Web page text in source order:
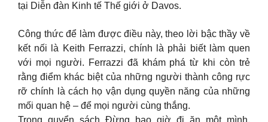
tại Diễn đàn Kinh tế Thế giới ở Davos.
Công thức để làm được điều này, theo lời bậc thầy về
kết nối là Keith Ferrazzi, chính là phải biết làm quen
với mọi người. Ferrazzi đã khám phá từ khi còn trẻ
rằng điểm khác biệt của những người thành công rực
rỡ chính là cách họ vận dụng quyền năng của những
mối quan hệ – để mọi người cùng thắng.
Trong quyển sách Đừng bao giờ đi ăn một mình,